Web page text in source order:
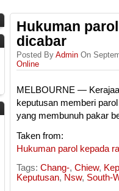
Hukuman
dicabar
Posted By Admin On
Online
MELBOURNE —
keputusan memberi
yang membunuh pakar
Taken from:
Hukuman parol kepada
Tags: Chang-, Chiew,
Keputusan, Nsw, South-